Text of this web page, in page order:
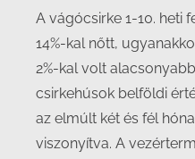
A vágócsirke 1-10. heti
14%-kal nőtt,
2%-kal volt
csirkehúsok belföldi
az elmúlt két és fél
viszonyítva. A